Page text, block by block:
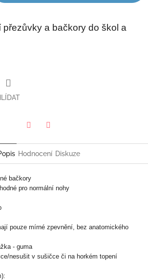
přezůvky a bačkory do škol a
Hodnocení Diskuze
bačkory
pro normální nohy
pouze mírné zpevnění, bez anatomického
- guma
nesušit v sušičce či na horkém topení